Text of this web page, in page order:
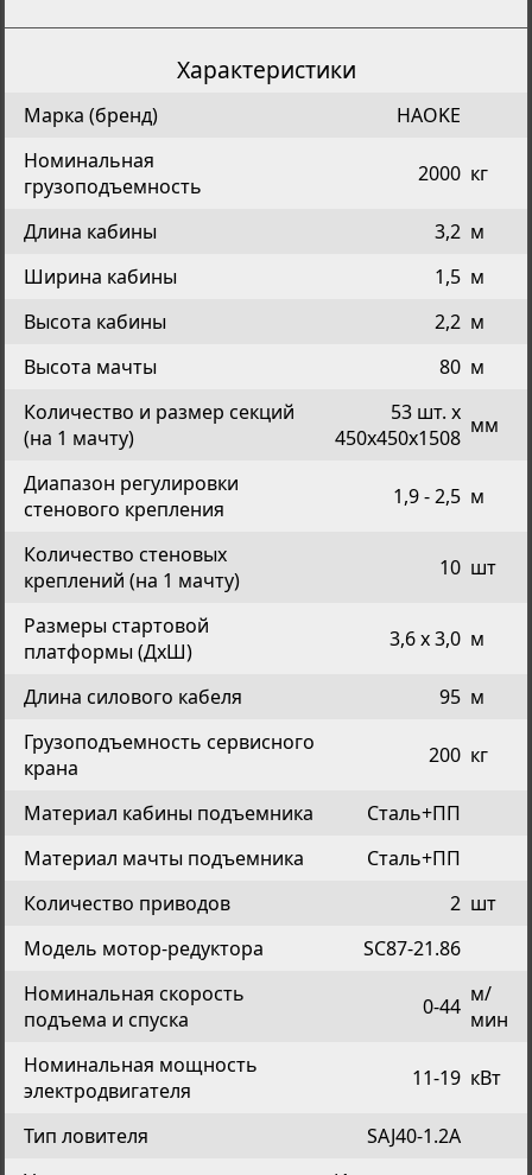
Характеристики
Марка (бренд)
HAOKE
Номинальная
грузоподъемность
2000 кг
Длина кабины 3,2 м
Ширина кабины
1,5 м
Высота кабины
2,2 м
Высота мачты
80 м
Количество и размер секций
(на 1 мачту)
53 шт. х
450х450х1508 мм
Диапазон регулировки
стенового крепления
1,9 - 2,5 м
Количество стеновых
креплений (на 1 мачту)
10 шт
Размеры стартовой
платформы (ДхШ)
3,6 х 3,0 м
Длина силового кабеля 95 м
Грузоподъемность сервисного
крана
200 кг
Материал кабины подъемника
Сталь+ПП
Материал мачты подъемника
Сталь+ПП
Количество приводов
2 шт
Модель мотор-редуктора
SC87-21.86
Номинальная скорость
подъема и спуска
0-44 м/
мин
Номинальная мощность
электродвигателя
11-19 кВт
Тип ловителя
SAJ40-1.2A